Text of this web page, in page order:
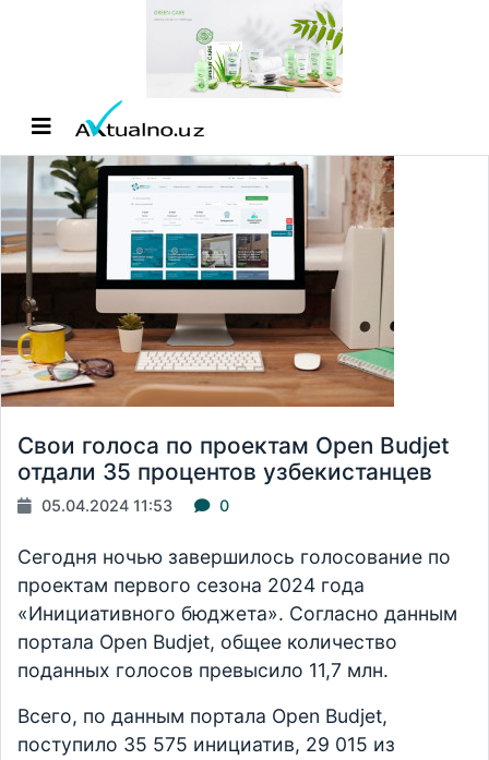
Свои голоса по проектам Open Budjet
отдали 35 процентов узбекистанцев
05.04.2024 11:53 0
Сегодня ночью завершилось голосование по
проектам первого сезона 2024 года
«Инициативного бюджета». Согласно данным
портала Open Budjet, общее количество
поданных голосов превысило 11,7 млн.
Всего, по данным портала Open Budjet,
поступило 35 575 инициатив, 29 015 из